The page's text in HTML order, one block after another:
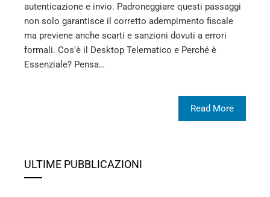
autenticazione e invio. Padroneggiare questi passaggi
non solo garantisce il corretto adempimento fiscale
ma previene anche scarti e sanzioni dovuti a errori
formali. Cos'è il Desktop Telematico e Perché è
Essenziale? Pensa…
Read More
ULTIME PUBBLICAZIONI